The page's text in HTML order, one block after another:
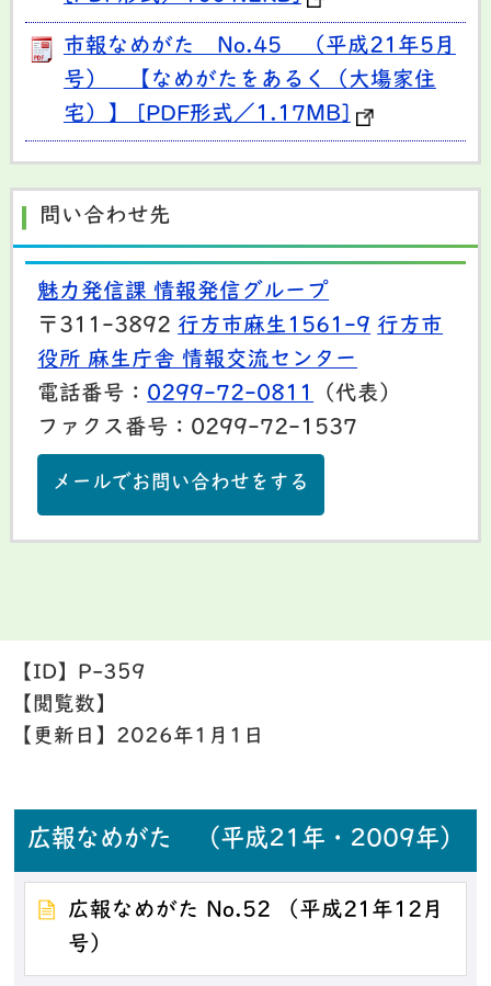
市報なめがた No.45 （平成21年5月
号） 【なめがたをあるく（大塲家住
宅）】 [PDF形式／1.17MB]
問い合わせ先
魅力発信課 情報発信グループ
〒311-3892 行方市麻生1561-9 行方市
役所 麻生庁舎 情報交流センター
電話番号： 0299-72-0811
（代表）
ファクス番号：0299-72-1537
メールでお問い合わせをする
【ID】 P-359
【閲覧数】
【更新日】 2026年1月1日
広報なめがた （平成21年・2009年）
広報なめがた No.52 （平成21年12月
号）